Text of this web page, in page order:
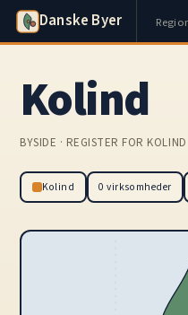
Danske Byer
Kolind
BYSIDE · REGISTER FOR KOLIND
Kolind 0 virksomheder